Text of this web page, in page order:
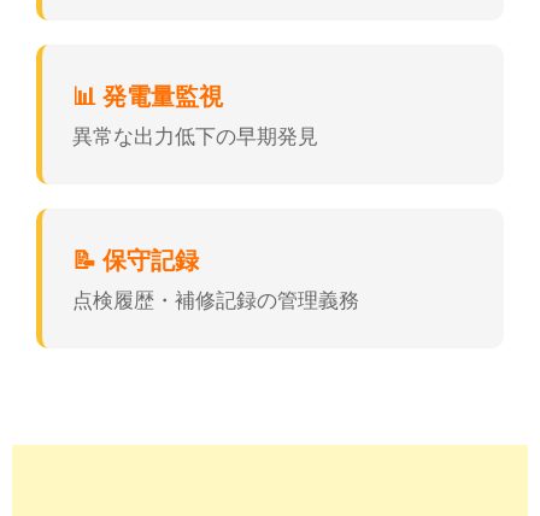
📊 発電量監視
異常な出力低下の早期発見
📝 保守記録
点検履歴・補修記録の管理義務